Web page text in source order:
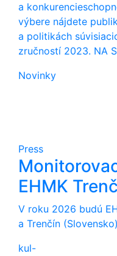
a
výbere nájdete
a politikách
zručností 2023. NA
Novinky
Press
EHMK
V roku 2026 budú
a Trenčín (Slovensko)
kul-